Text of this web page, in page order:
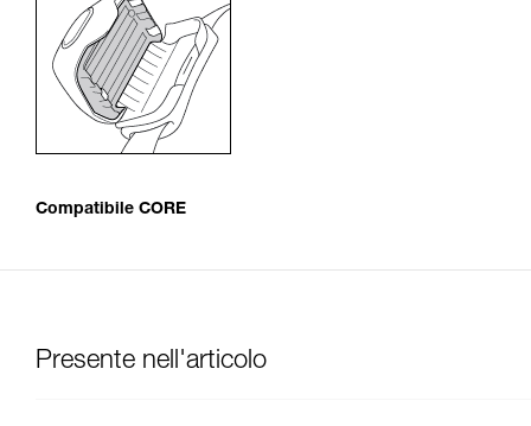
Compatibile CORE
Presente nell'articolo